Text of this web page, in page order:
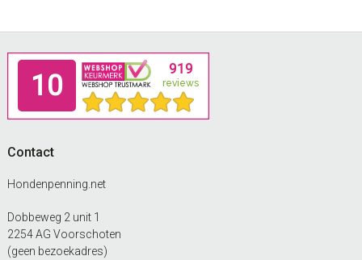
Footer
Contact
Hondenpenning.net
Dobbeweg 2 unit 1
2254 AG Voorschoten
(geen bezoekadres)